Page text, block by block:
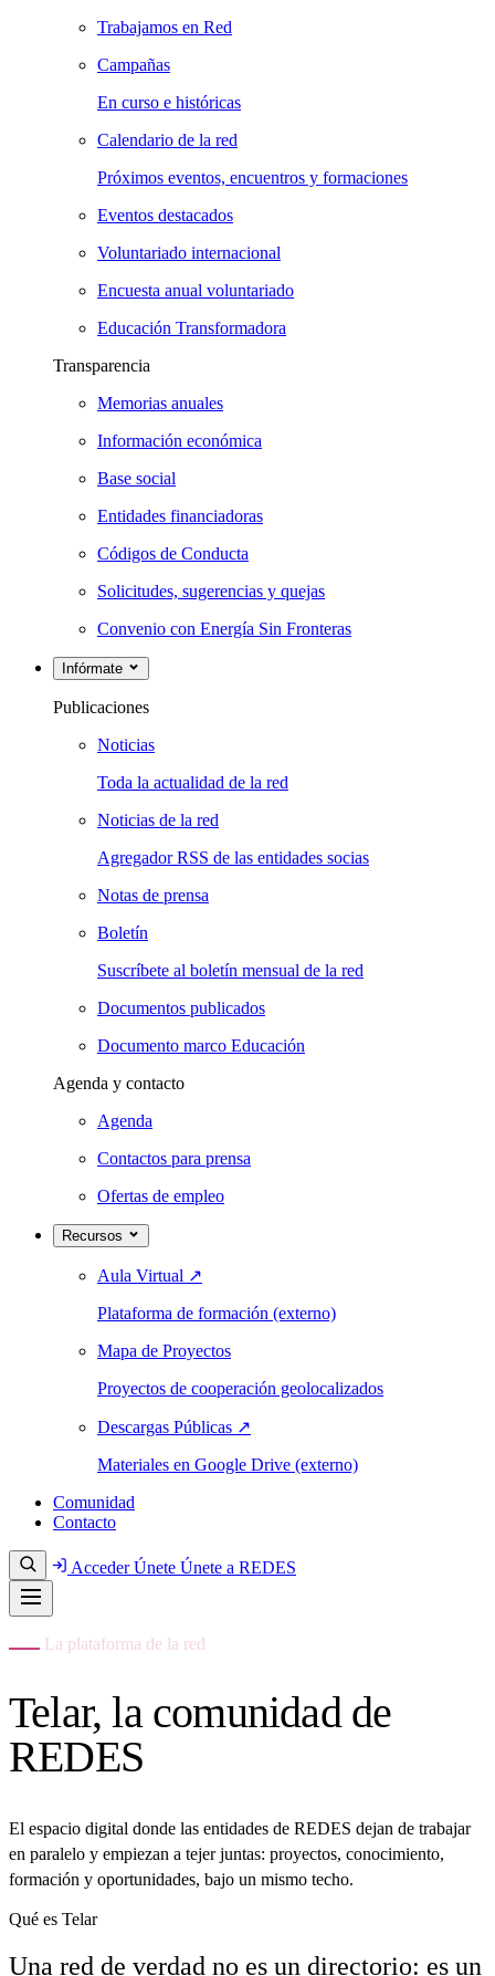
Trabajamos en Red
Campañas
En curso e históricas
Calendario de la red
Próximos eventos, encuentros y formaciones
Eventos destacados
Voluntariado internacional
Encuesta anual voluntariado
Educación Transformadora
Transparencia
Memorias anuales
Información económica
Base social
Entidades financiadoras
Códigos de Conducta
Solicitudes, sugerencias y quejas
Convenio con Energía Sin Fronteras
Infórmate
Publicaciones
Noticias
Toda la actualidad de la red
Noticias de la red
Agregador RSS de las entidades socias
Notas de prensa
Boletín
Suscríbete al boletín mensual de la red
Documentos publicados
Documento marco Educación
Agenda y contacto
Agenda
Contactos para prensa
Ofertas de empleo
Recursos
Aula Virtual ↗
Plataforma de formación (externo)
Mapa de Proyectos
Proyectos de cooperación geolocalizados
Descargas Públicas ↗
Materiales en Google Drive (externo)
Comunidad
Contacto
AccederÚnete Únete a REDES
La plataforma de la red
Telar, la comunidad de
REDES
El espacio digital donde las entidades de REDES dejan de trabajar
en paralelo y empiezan a tejer juntas: proyectos, conocimiento,
formación y oportunidades, bajo un mismo techo.
Qué es Telar
Una red de verdad no es un directorio: es un